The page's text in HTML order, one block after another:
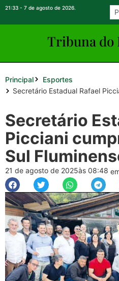
21:33 - 7 de agosto de 2026.
Tribuna do
Principal
Esportes
Secretário Estadual Rafael
Secretário
Picciani
Sul
21 de agosto de 2025às 08:48